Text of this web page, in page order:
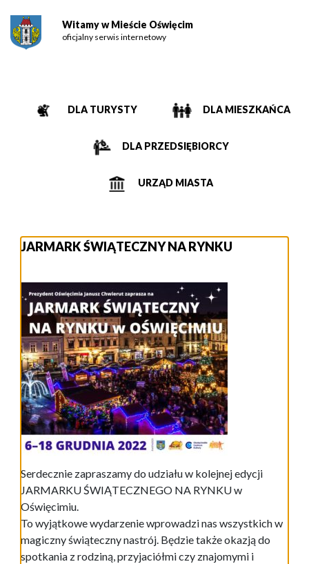
Witamy w Mieście Oświęcim
oficjalny serwis internetowy
DLA TURYSTY DLA MIESZKAŃCA
DLA PRZEDSIĘBIORCY
URZĄD MIASTA
JARMARK ŚWIĄTECZNY NA RYNKU
Serdecznie zapraszamy do udziału w kolejnej edycji
JARMARKU ŚWIĄTECZNEGO NA RYNKU w
Oświęcimiu.
To wyjątkowe wydarzenie wprowadzi nas wszystkich w
magiczny świąteczny nastrój. Będzie także okazją do
spotkania z rodziną, przyjaciółmi czy znajomymi i